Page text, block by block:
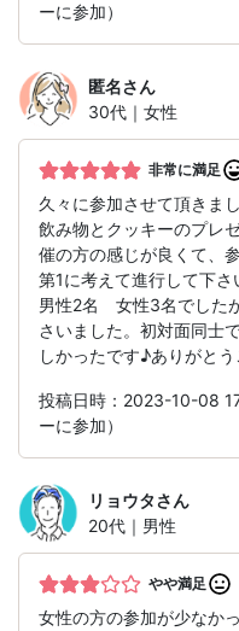
ーに参加）
匿名さん
30代｜女性
非常に満足
久々に参加させて頂きまし
飲み物とクッキーのプレ
催の方の感じが良くて、
第1に考えて進行して下さ
男性2名 女性3名でした
さいました。初対面同士
しかったです♪ありがとう
投稿日時：2023-10-08
ーに参加）
リョウタさん
20代｜男性
やや満足
女性の方の参加が少なか